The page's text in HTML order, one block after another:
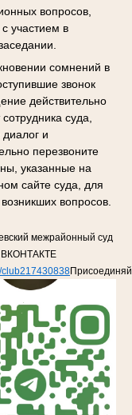
вопросов,
участием в
сомнений в
звонок
действительно
суда,
и
перезвоните
указанные на
сайте суда, для
вопросов.
межрайонный суд
ВКОНТАКТЕ
club217430838